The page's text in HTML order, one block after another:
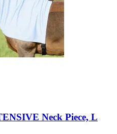
Neck Piece, L